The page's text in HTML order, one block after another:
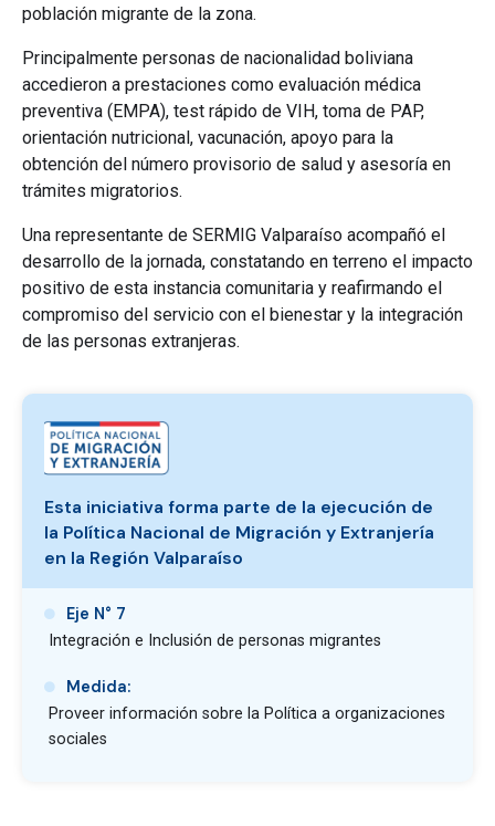
población migrante de la zona.
Principalmente personas de nacionalidad boliviana
accedieron a prestaciones como evaluación médica
preventiva (EMPA), test rápido de VIH, toma de PAP,
orientación nutricional, vacunación, apoyo para la
obtención del número provisorio de salud y asesoría en
trámites migratorios.
Una representante de SERMIG Valparaíso acompañó el
desarrollo de la jornada, constatando en terreno el impacto
positivo de esta instancia comunitaria y reafirmando el
compromiso del servicio con el bienestar y la integración
de las personas extranjeras.
Esta iniciativa forma parte de la ejecución de
la Política Nacional de Migración y Extranjería
en la Región Valparaíso
Eje N° 7
Integración e Inclusión de personas migrantes
Medida:
Proveer información sobre la Política a organizaciones
sociales